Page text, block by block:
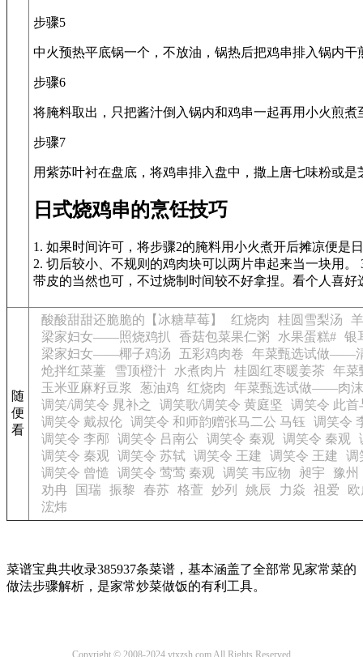
步骤5
中火预热平底锅一个，不放油，锅热后把鸡串排入锅内干
步骤6
将腌料取出，只把酱汁倒入锅内和鸡串一起再用小火煎煮
步骤7
用紫苏叶衬在盘底，将鸡串排入盘中，撒上唐七味粉或是
日式烧鸡串的烹饪技巧
1. 如果时间许可，将步骤2的腌料用小火煮开后摊凉便是
2. 切后较小、不规则的鸡肉块可以两片串起来当一块用
带皮的当然也可，不过烧制时间较不好拿捏。看个人喜好
随
便
看
酸酸甜甜还脆脆的【冰糖草莓】 红烧肉 桂圆雪梨汤
梁家妇女——照烧鸡扒
香菇包菜果仁粥 水果蛋糕# 银
梁家妇女——椰子鸡汤
五彩鸡肉卷
年菜甄选试做——
炝拌红菜薹
雪顶橙汁 水煮肉片 桂圆红枣暖姜茶
年
玉米亚麻籽豆浆
葱油鸡 红烧肉
年菜甄选试做——肉
调笑/调笑令 晁补之
调笑歌/调笑令 黄庭坚
调笑令 此首
调笑令 戴叔伦 调笑令 和师韵赠张马二公 马钰
调笑令
调笑令 李邴
调笑令 吕南公 调笑令 秦观 调笑令 秦观
调笑令 秦观
调笑令 苏轼 调笑令 王建 调笑令 王建
调
调笑令 曾慥
调笑令 莺莺 秦观 调笑 韦应物 昶宇
豫州
劝冉
国瑞 振黎 春苏 格萱 妙列 姚辰 力焱 祖爱
浤炜
菜谱宝典共收录385937条菜谱，基本涵盖了全部常见家常菜的
做法步骤解析，是家常炒菜做饭的有利工具。
Copyright © 2008-2024 ytxzsh.com All Rights Reserved